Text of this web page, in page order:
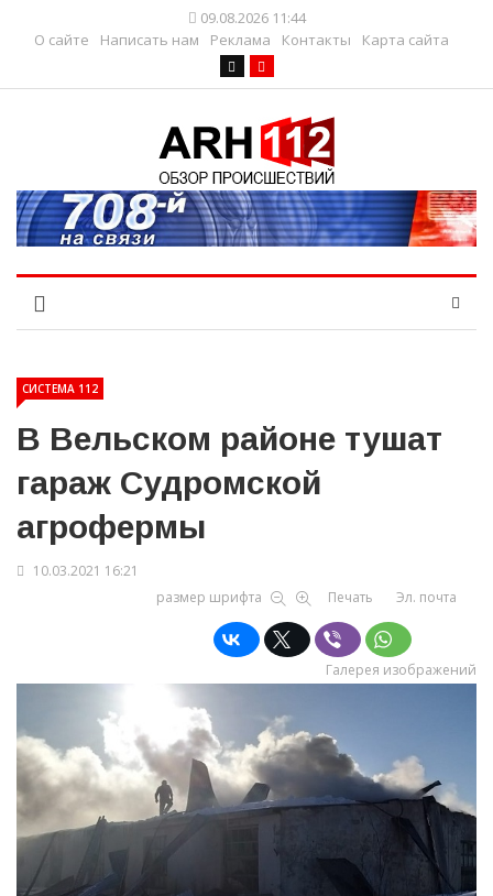
09.08.2026 11:44
О сайте
Написать нам Реклама Контакты Карта сайта
СИСТЕМА 112
В Вельском районе тушат
гараж Судромской
агрофермы
10.03.2021 16:21
размер шрифта
Печать Эл. почта
Галерея изображений